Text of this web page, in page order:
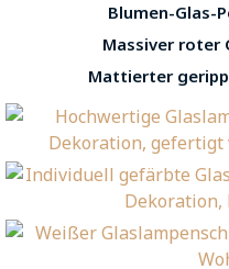
Blumen-Glas-
Massiver roter
Mattierter